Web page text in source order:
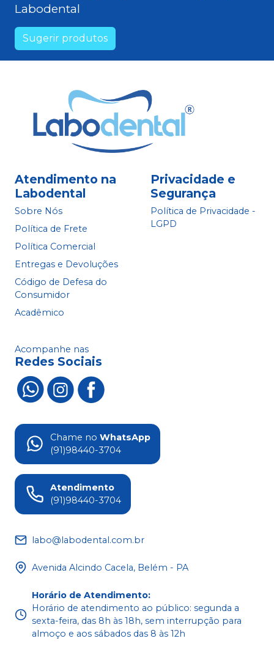
Labodental
Sugerir produtos
Atendimento na
Labodental
Sobre Nós
Política de Frete
Política Comercial
Entregas e Devoluções
Código de Defesa do
Consumidor
Acadêmico
Privacidade e
Segurança
Política de Privacidade -
LGPD
Acompanhe nas
Redes Sociais
Chame no WhatsApp
(91)98440-3704
Atendimento
(91)98440-3704
labo@labodental.com.br
Avenida Alcindo Cacela, Belém - PA
Horário de Atendimento:
Horário de atendimento ao público: segunda a
sexta-feira, das 8h às 18h, sem interrupção para
almoço e aos sábados das 8 às 12h